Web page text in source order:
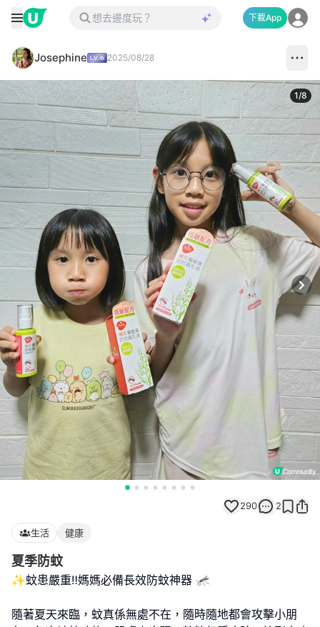
下載App
Josephine 2025/08/28
1/8
290 2
生活 健康
夏季防蚊
✨蚊患嚴重‼️媽媽必備長效防蚊神器 🦟
隨著夏天來臨，蚊真係無處不在，隨時隨地都會攻擊小朋